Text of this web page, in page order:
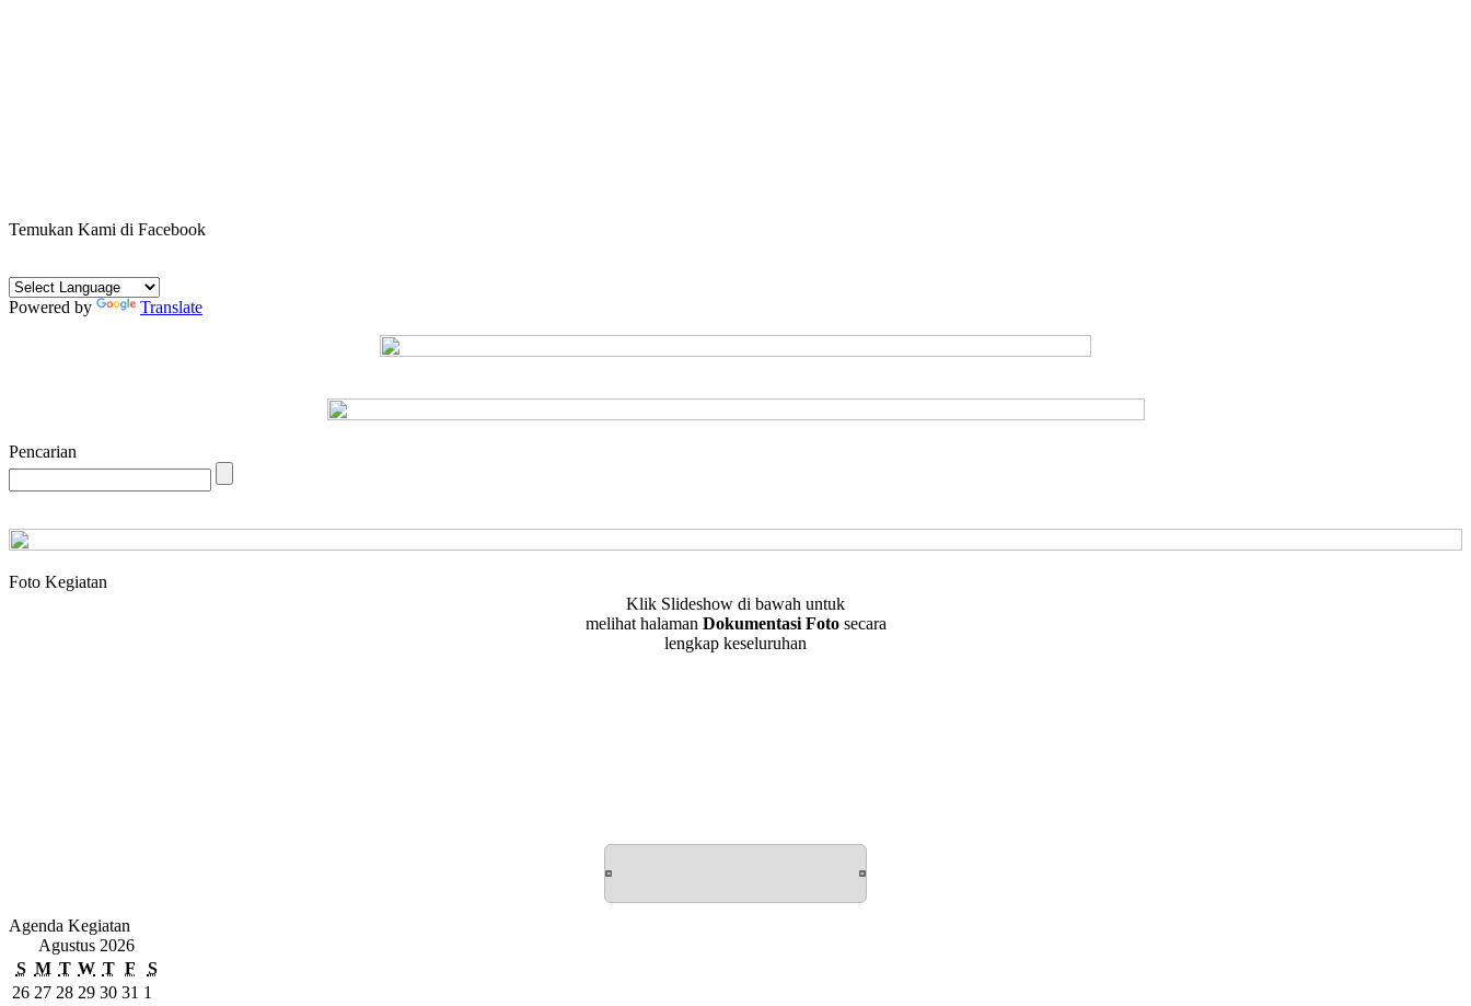
Temukan Kami di Facebook
Powered by Translate
Pencarian
Foto Kegiatan
Klik Slideshow di bawah untuk
melihat halaman Dokumentasi Fotosecara
lengkap keseluruhan
Agenda Kegiatan
Agustus 2026
S M T W T F
S
26 27 28 29 30 31 1